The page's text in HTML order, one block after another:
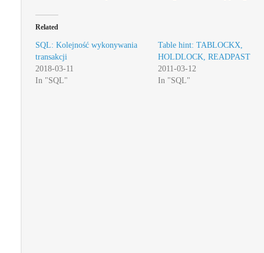
Related
SQL: Kolejność wykonywania
transakcji
2018-03-11
In "SQL"
Table hint: TABLOCKX,
HOLDLOCK, READPAST
2011-03-12
In "SQL"